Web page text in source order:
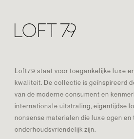
Loft79 staat voor toegankelijke luxe
kwaliteit. De collectie is geïnspireerd
van de moderne consument en
internationale uitstraling, eigentijdse
nonsense materialen die luxe ogen en
onderhoudsvriendelijk zijn.